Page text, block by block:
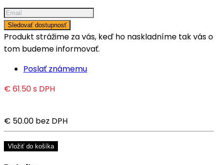
Sledovať dostupnosť
Produkt strážime za vás, keď ho naskladníme tak vás o
tom budeme informovať.
Poslať známemu
€ 61.50s DPH
€ 50.00 bez DPH
Vložiť do košíka